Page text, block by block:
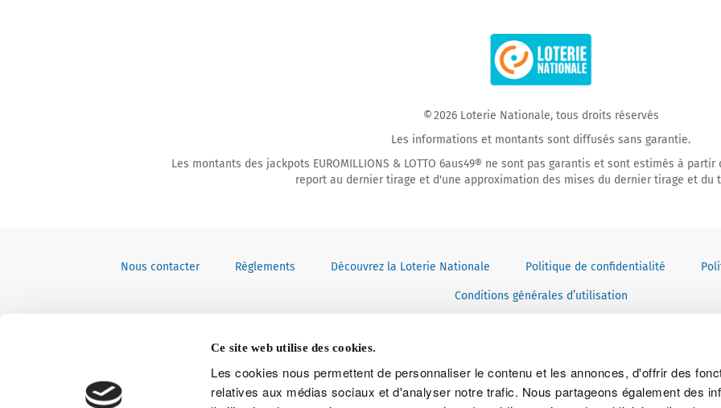
Ce site web utilise des cookies.
Les cookies nous permettent de personnaliser le contenu et les annonces, d'offrir des
relatives aux médias sociaux et d'analyser notre trafic. Nous partageons également des
on
Facebook
© 2026 Loterie Nationale, tous droits réservés
Les informations et montants sont diffusés sans garantie.
Les montants des jackpots EUROMILLIONS & LOTTO 6aus49® ne sont pas garantis et sont estimés à
report au dernier tirage et d'une approximation des mises du dernier tirage et du
Nous contacter Règlements Découvrez la Loterie Nationale Politique de confidentialité
Conditions générales d’utilisation
Consulter les instructions